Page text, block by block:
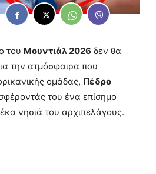
του Μουντιάλ 2026 δεν θα
την ατμόσφαιρα που
ομάδας, Πέδρο
του ένα επίσημο
νησιά του αρχιπελάγους.